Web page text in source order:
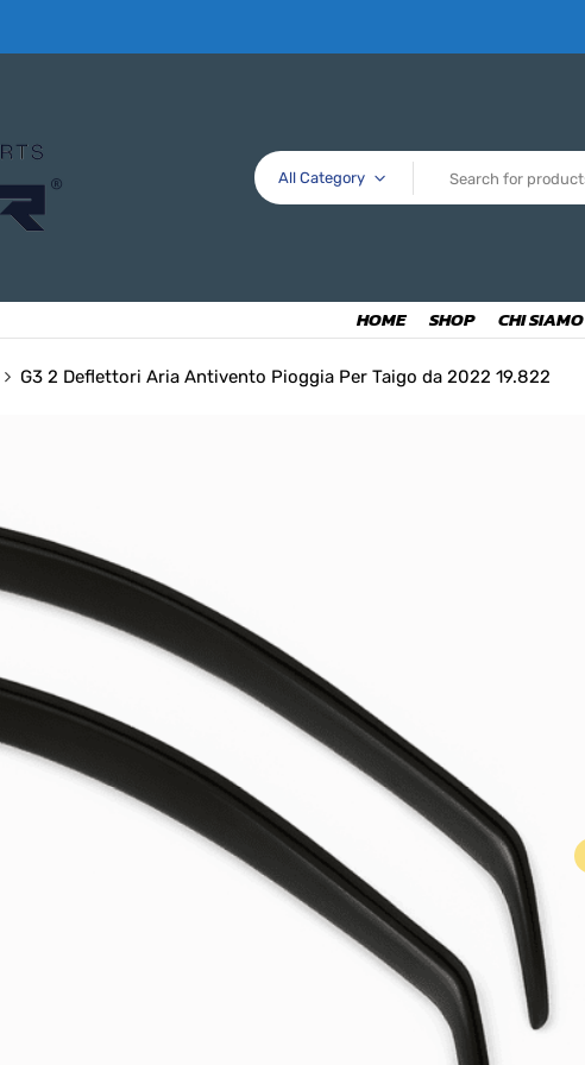
All Category
HOME SHOP CHI SIAMO
G3 2 Deflettori Aria Antivento Pioggia Per Taigo da 2022 19.822